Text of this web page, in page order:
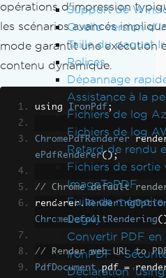
Support de
Quelle version
Taille du paquet
Polices
Dépannage
Assistance à la
Fichiers de log
Fichiers de log
Retard de rendu
Fichiers de sortie
ImageToPDF
Fuite de mémoire
Log4j
Convertir PDF en
IronPDF -
Déclaration
opérations d'impression
les scénarios avancés
mode garantit une exécution
contenu dynamique.
using IronPdf ;
ChromePdfRenderer
ePdfRenderer();
// Chrome default
renderer.
ChromeDefaultRendering
// Render web URL to
PdfDocument pdf =